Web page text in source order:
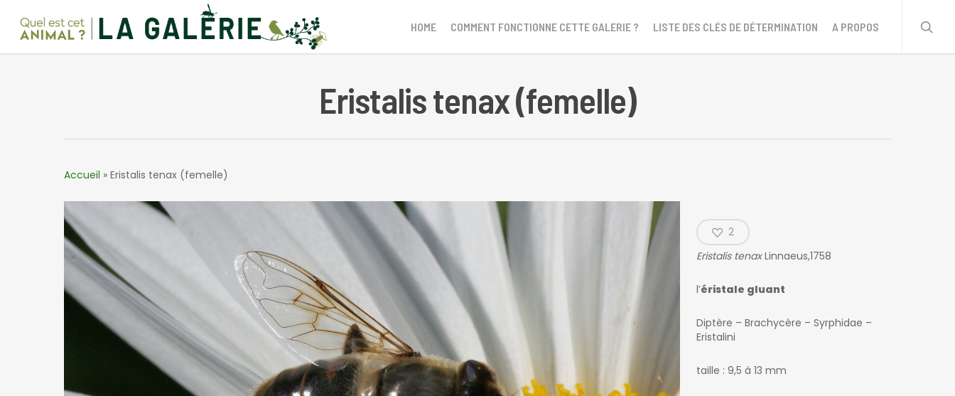
main
HOME COMMENT FONCTIONNE CETTE GALERIE ? LISTE DES CLÉS DE DÉTERMINATION A PROPOS
Eristalis tenax (femelle)
Accueil » Eristalis tenax (femelle)
2
Eristalis tenaxLinnaeus,1758
l’éristale gluant
Diptère – Brachycère – Syrphidae –
Eristalini
taille : 9,5 à 13 mm